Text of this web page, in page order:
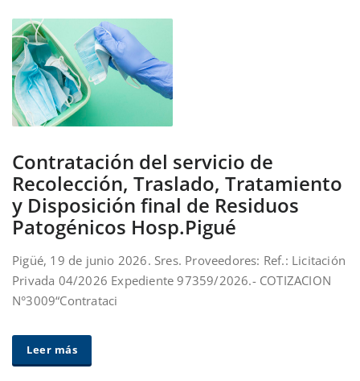
Contratación del servicio de
Recolección, Traslado, Tratamiento
y Disposición final de Residuos
Patogénicos Hosp.Pigué
Pigüé, 19 de junio 2026. Sres. Proveedores: Ref.: Licitación
Privada 04/2026 Expediente 97359/2026.- COTIZACION
N°3009“Contrataci
Leer más